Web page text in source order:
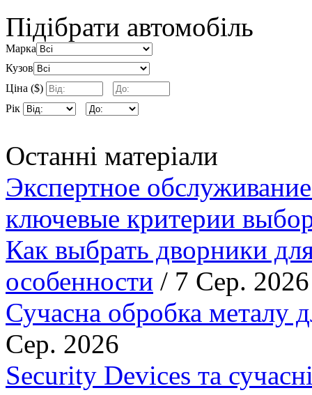
Підібрати автомобіль
Марка
Кузов
Ціна ($)
Рік
Останні матеріали
Экспертное
ключевые критерии
Как выбрать дворники
особенности / 7 Сер. 2026
Сучасна обробка металу
Сер. 2026
Security Devices та